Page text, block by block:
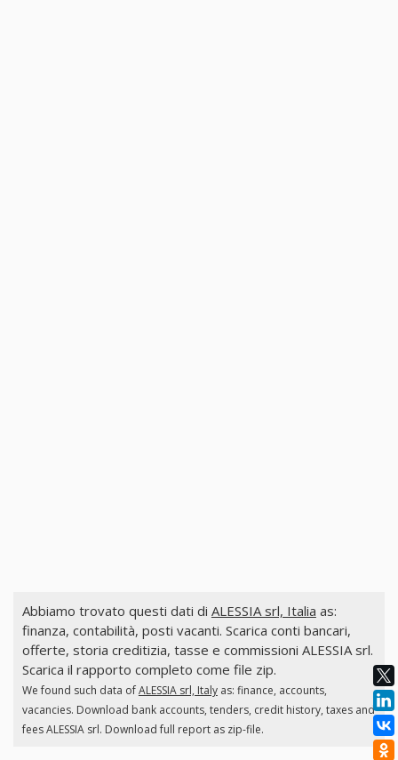
Abbiamo trovato questi dati di ALESSIA srl, Italia as:
finanza, contabilità, posti vacanti. Scarica conti bancari,
offerte, storia creditizia, tasse e commissioni ALESSIA srl.
Scarica il rapporto completo come file zip.
We found such data ofALESSIA srl, Italyas: finance, accounts,
vacancies. Download bank accounts, tenders, credit history, taxes and
fees ALESSIA srl. Download full report as zip-file.